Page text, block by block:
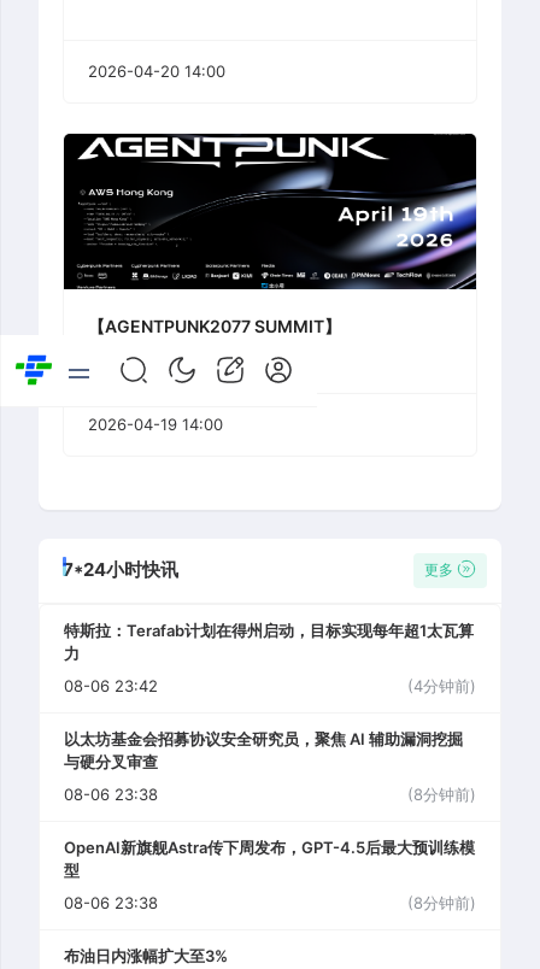
2026-04-20 14:00
【AGENTPUNK2077 SUMMIT】
2026-04-19 14:00
7*24小时快讯 更多
特斯拉：Terafab计划在得州启动，目标实现每年超1太瓦算
力
08-06 23:42
(4分钟前)
以太坊基金会招募协议安全研究员，聚焦 AI 辅助漏洞挖掘
与硬分叉审查
08-06 23:38
(8分钟前)
OpenAI新旗舰Astra传下周发布，GPT-4.5后最大预训练模
型
08-06 23:38
(8分钟前)
布油日内涨幅扩大至3%